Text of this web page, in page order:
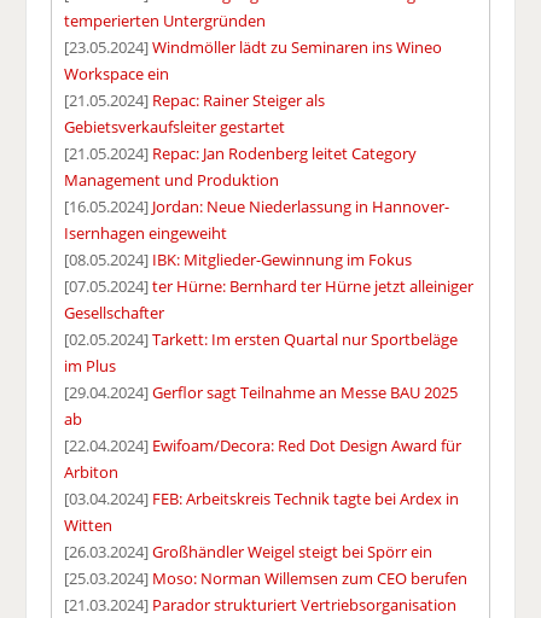
temperierten Untergründen
[23.05.2024]Windmöller lädt zu Seminaren ins Wineo
Workspace ein
[21.05.2024] Repac: Rainer Steiger als
Gebietsverkaufsleiter gestartet
[21.05.2024] Repac: Jan Rodenberg leitet Category
Management und Produktion
[16.05.2024] Jordan: Neue Niederlassung in Hannover-
Isernhagen eingeweiht
[08.05.2024] IBK: Mitglieder-Gewinnung im Fokus
[07.05.2024]ter Hürne: Bernhard ter Hürne jetzt alleiniger
Gesellschafter
[02.05.2024]Tarkett: Im ersten Quartal nur Sportbeläge
im Plus
[29.04.2024]Gerflor sagt Teilnahme an Messe BAU 2025
ab
[22.04.2024] Ewifoam/Decora: Red Dot Design Award für
Arbiton
[03.04.2024] FEB: Arbeitskreis Technik tagte bei Ardex in
Witten
[26.03.2024]Großhändler Weigel steigt bei Spörr ein
[25.03.2024] Moso: Norman Willemsen zum CEO berufen
[21.03.2024] Parador strukturiert Vertriebsorganisation